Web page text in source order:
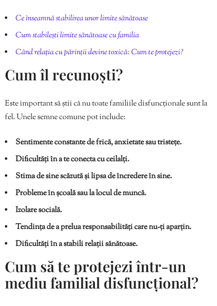
Ce înseamnă stabilirea unor limite sănătoase
Cum stabilești limite sănătoase cu familia
Când relația cu părinții devine toxică: Cum te protejezi?
Cum îl recunoști?
Este important să știi că nu toate familiile disfuncționale sunt la
fel. Unele semne comune pot include:
Sentimente constante de frică, anxietate sau tristețe.
Dificultăți în a te conecta cu ceilalți.
Stima de sine scăzută și lipsa de încredere în sine.
Probleme în școală sau la locul de muncă.
Izolare socială.
Tendința de a prelua responsabilități care nu-ți aparțin.
Dificultăți în a stabili relații sănătoase.
Cum să te protejezi într-un
mediu familial disfuncțional?